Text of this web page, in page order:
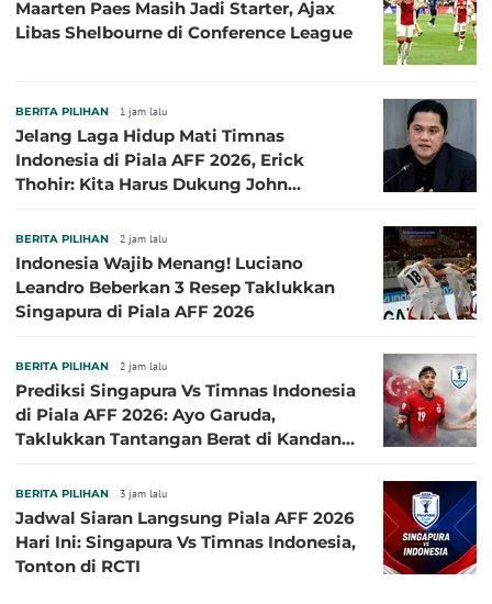
Maarten Paes Masih Jadi Starter, Ajax
Libas Shelbourne di Conference League
BERITA PILIHAN 1 jam lalu
Jelang Laga Hidup Mati Timnas
Indonesia di Piala AFF 2026, Erick
Thohir: Kita Harus Dukung John
BERITA PILIHAN 2 jam lalu
Indonesia Wajib Menang! Luciano
Leandro Beberkan 3 Resep Taklukkan
Singapura di Piala AFF 2026
BERITA PILIHAN 2 jam lalu
Prediksi Singapura Vs Timnas Indonesia
di Piala AFF 2026: Ayo Garuda,
Taklukkan Tantangan Berat di Kandang
BERITA PILIHAN 3 jam lalu
Jadwal Siaran Langsung Piala AFF 2026
Hari Ini: Singapura Vs Timnas Indonesia,
Tonton di RCTI